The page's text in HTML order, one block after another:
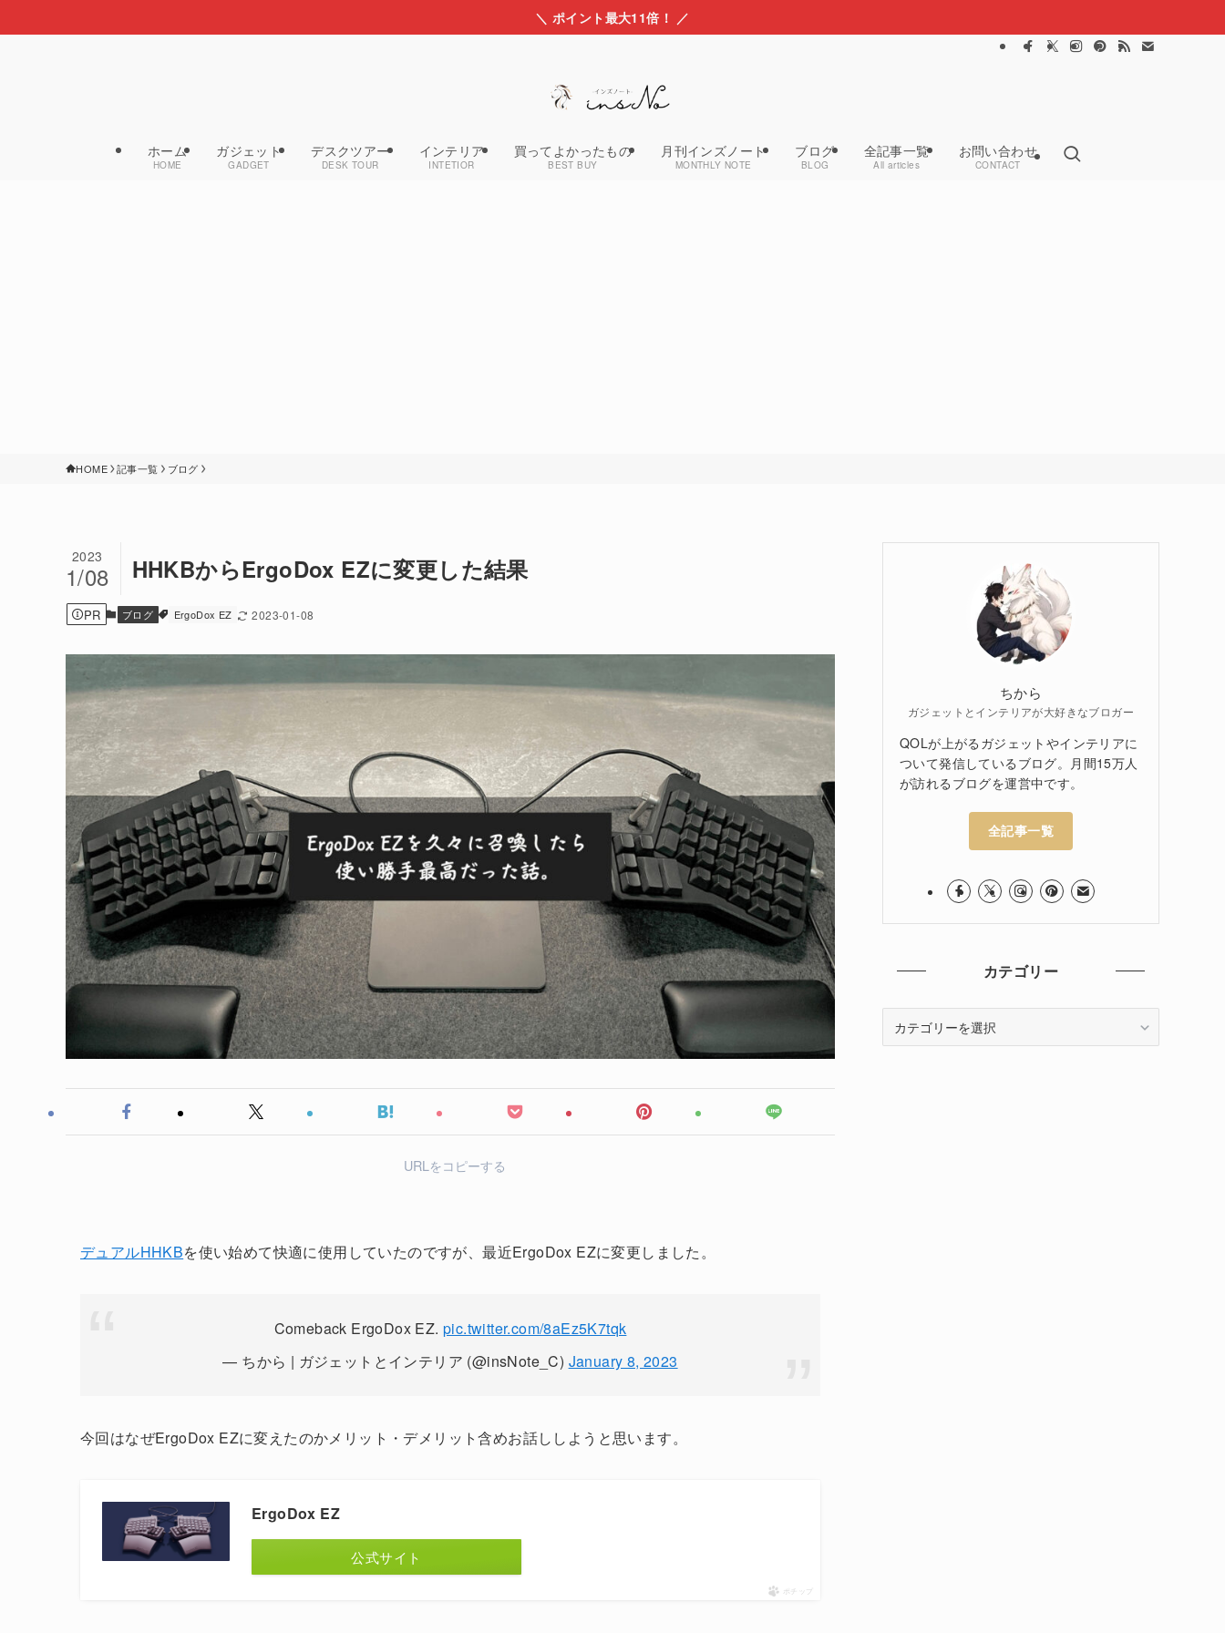
＼ ポイント最大11倍！ ／
ホーム
HOME
ガジェット
GADGET
デスクツアー
DESK TOUR
インテリア
INTETIOR
買ってよかったもの
BEST BUY
月刊インズノート
MONTHLY NOTE
ブログ
BLOG
全記事一覧
All articles
お問い合わせ
CONTACT
HOME 記事一覧 ブログ
HHKBからErgoDox EZに変更した結果
2023
1/08
PR ブログ ErgoDox EZ 2023-01-08
URLをコピーする
デュアルHHKBを使い始めて快適に使用していたのですが、最近ErgoDox EZに変更しました。
Comeback ErgoDox EZ. pic.twitter.com/8aEz5K7tqk
— ちから | ガジェットとインテリア (@insNote_C) January 8, 2023
今回はなぜErgoDox EZに変えたのかメリット・デメリット含めお話ししようと思います。
ErgoDox EZ
公式サイト
ポチップ
ちから
ガジェットとインテリアが大好きなブロガー
QOLが上がるガジェットやインテリアに
ついて発信しているブログ。月間15万人
が訪れるブログを運営中です。
全記事一覧
カテゴリー